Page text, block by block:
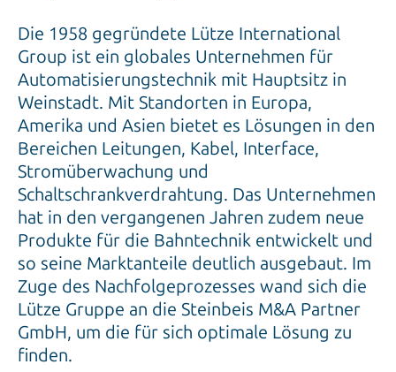
Die 1958 gegründete Lütze International
Group ist ein globales Unternehmen für
Automatisierungstechnik mit Hauptsitz in
Weinstadt. Mit Standorten in Europa,
Amerika und Asien bietet es Lösungen in den
Bereichen Leitungen, Kabel, Interface,
Stromüberwachung und
Schaltschrankverdrahtung. Das Unternehmen
hat in den vergangenen Jahren zudem neue
Produkte für die Bahntechnik entwickelt und
so seine Marktanteile deutlich ausgebaut. Im
Zuge des Nachfolgeprozesses wand sich die
Lütze Gruppe an die Steinbeis M&A Partner
GmbH, um die für sich optimale Lösung zu
finden.